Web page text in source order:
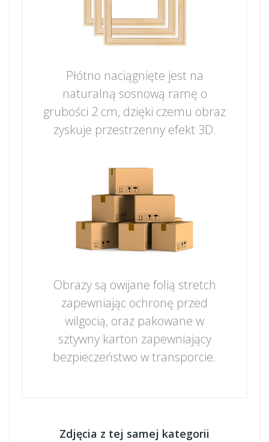
Płótno naciągnięte jest na
naturalną sosnową ramę o
grubości 2 cm, dzięki czemu obraz
zyskuje przestrzenny efekt 3D.
Obrazy są owijane folią stretch
zapewniając ochronę przed
wilgocią, oraz pakowane w
sztywny karton zapewniający
bezpieczeństwo w transporcie.
Zdjęcia z tej samej kategorii